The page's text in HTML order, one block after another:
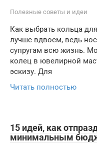
Полезные советы и идеи
Как выбрать кольца
лучше вдвоем, ведь
супругам всю жизнь.
колец в ювелирной
эскизу. Для
Читать полностью
15 идей, как
минимальным